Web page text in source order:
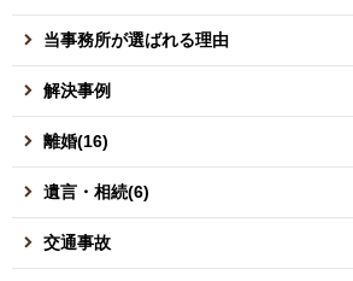
当事務所が選ばれる理由
解決事例
離婚(16)
遺言・相続(6)
交通事故